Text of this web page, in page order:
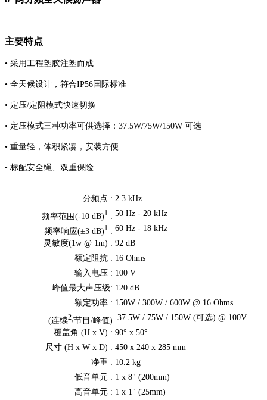
主要特点
• 采用工程塑胶注塑而成
• 全天候设计，符合IP56国际标准
• 定压/定阻模式快速切换
• 定压模式三种功率可供选择：37.5W/75W/150W 可选
• 重量轻，体积紧凑，安装方便
• 标配安全绳、双重保险
分频点 : 2.3 kHz
频率范围(-10 dB)1 : 50 Hz - 20 kHz
频率响应(±3 dB)1 : 60 Hz - 18 kHz
灵敏度(1w @ 1m) : 92 dB
额定阻抗 : 16 Ohms
输入电压 : 100 V
峰值最大声压级: 120 dB
额定功率 : 150W / 300W / 600W @ 16 Ohms
(连续2/节目/峰值) 37.5W / 75W / 150W (可选) @ 100V
覆盖角 (H x V) : 90° x 50°
尺寸 (H x W x D) : 450 x 240 x 285 mm
净重 : 10.2 kg
低音单元 : 1 x 8" (200mm)
高音单元 : 1 x 1" (25mm)